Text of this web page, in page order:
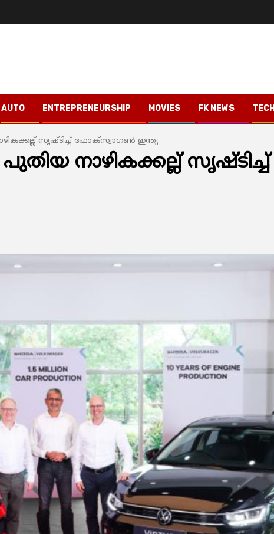
AUTO ENTREPRENEURSHIP MOVIES FK NEWS TECH
സൃഷ്ടിച്ച് ഫോക്സ്വാഗണ്‍ ഇന്ത്യ
നാഴികക്കല്ല് സൃഷ്ടിച്ച്